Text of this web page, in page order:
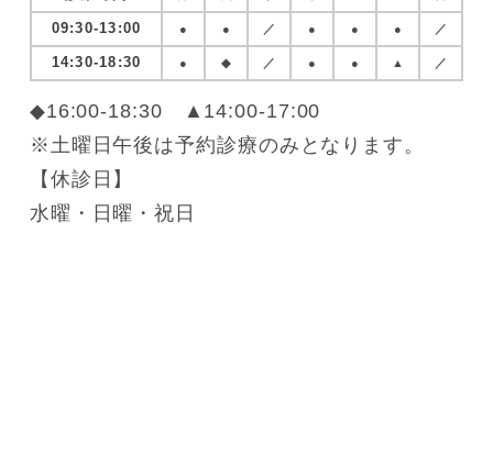
09:30-13:00 ● ● ／ ● ● ● ／
14:30-18:30 ● ◆ ／ ● ● ▲ ／
◆16:00-18:30 ▲14:00-17:00
※土曜日午後は予約診療のみとなります。
【休診日】
水曜・日曜・祝日